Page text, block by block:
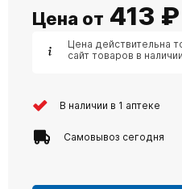
Цена от 413 ₽
Цена действительна
сайт товаров в наличии
В наличии в 1 аптеке
Самовывоз сегодня